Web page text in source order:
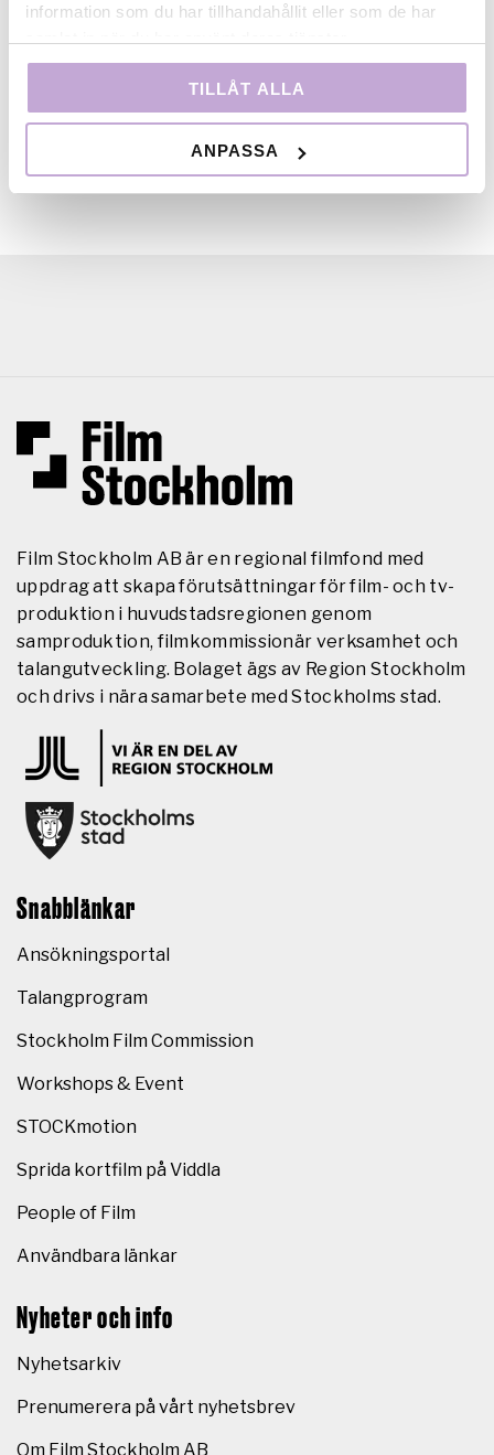
information som du har tillhandahållit eller som de har
TILLÅT ALLA
ANPASSA
Med stöd av Svenska Filminstitutet,
Konstnärsnämnden och Filmbasen/Film Stockholm.
Film Stockholm AB är en regional filmfond med
uppdrag att skapa förutsättningar för film- och tv-
produktion i huvudstadsregionen genom
samproduktion, filmkommissionär verksamhet och
talangutveckling. Bolaget ägs av Region Stockholm
och drivs i nära samarbete med Stockholms stad.
Snabblänkar
Ansökningsportal
Talangprogram
Stockholm Film Commission
Workshops & Event
STOCKmotion
Sprida kortfilm på Viddla
People of Film
Användbara länkar
Nyheter och info
Nyhetsarkiv
Prenumerera på vårt nyhetsbrev
Om Film Stockholm AB